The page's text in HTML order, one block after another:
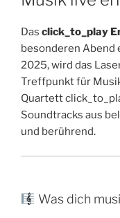
Das click_to_play
besonderen Abend
2025, wird das
Treffpunkt für
Quartett
Soundtracks aus
und berührend.
Was dich